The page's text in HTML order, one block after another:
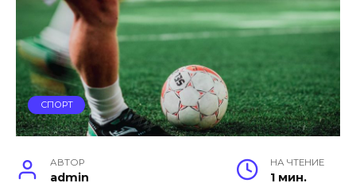
СПОРТ
АВТОР
admin
НА ЧТЕНИЕ
1 мин.